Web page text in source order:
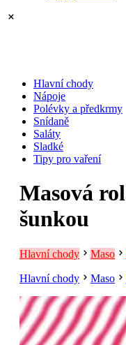
Hlavní chody
Nápoje
Polévky a předkrmy
Snídaně
Saláty
Sladké
Tipy pro vaření
Masová
šunkou
Hlavní chody Maso
Hlavní chody Maso